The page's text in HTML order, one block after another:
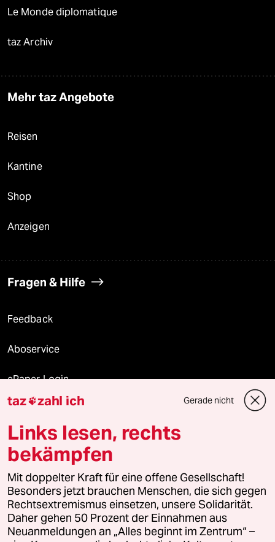
Le Monde diplomatique
taz Archiv
Mehr taz Angebote
Reisen
Kantine
Shop
Anzeigen
Fragen & Hilfe
Feedback
Aboservice
ePaper Login
Downloads für Abonnierende
© 2026 taz Verlags und Vertriebs GmbH
Alle Rechte vorbehalten. Bei rechtlichen Fragen oder für Genehmigungen
wenden Sie sich bitte an
lizenzen@taz.de
Feedback Redaktionsstatut Kommune-Richtlinien
taz zahl ich Gerade nicht
Links lesen, rechts
bekämpfen
Mit doppelter Kraft für eine offene Gesellschaft!
Besonders jetzt brauchen Menschen, die sich gegen
Rechtsextremismus einsetzen, unsere Solidarität.
Daher gehen 50 Prozent der Einnahmen aus
Neuanmeldungen an „Alles beginnt im Zentrum“ –